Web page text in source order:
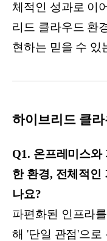
체적인 성과로 이
리드 클라우드 환
현하는 믿을 수 있
하이브리드 클
Q1. 온프레미스와
한 환경, 전체적인
나요?
파편화된 인프라
해 '단일 관점'으로